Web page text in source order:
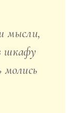
мысли,
шкафу